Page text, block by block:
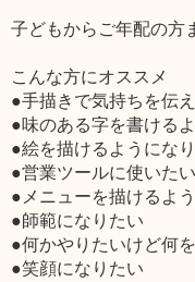
子どもからご年配の方
こんな方にオススメ
●手描きで気持ちを伝
●味のある字を書ける
●絵を描けるようにな
●営業ツールに使いたい
●メニューを描けるよ
●師範になりたい
●何かやりたいけど何
●笑顔になりたい